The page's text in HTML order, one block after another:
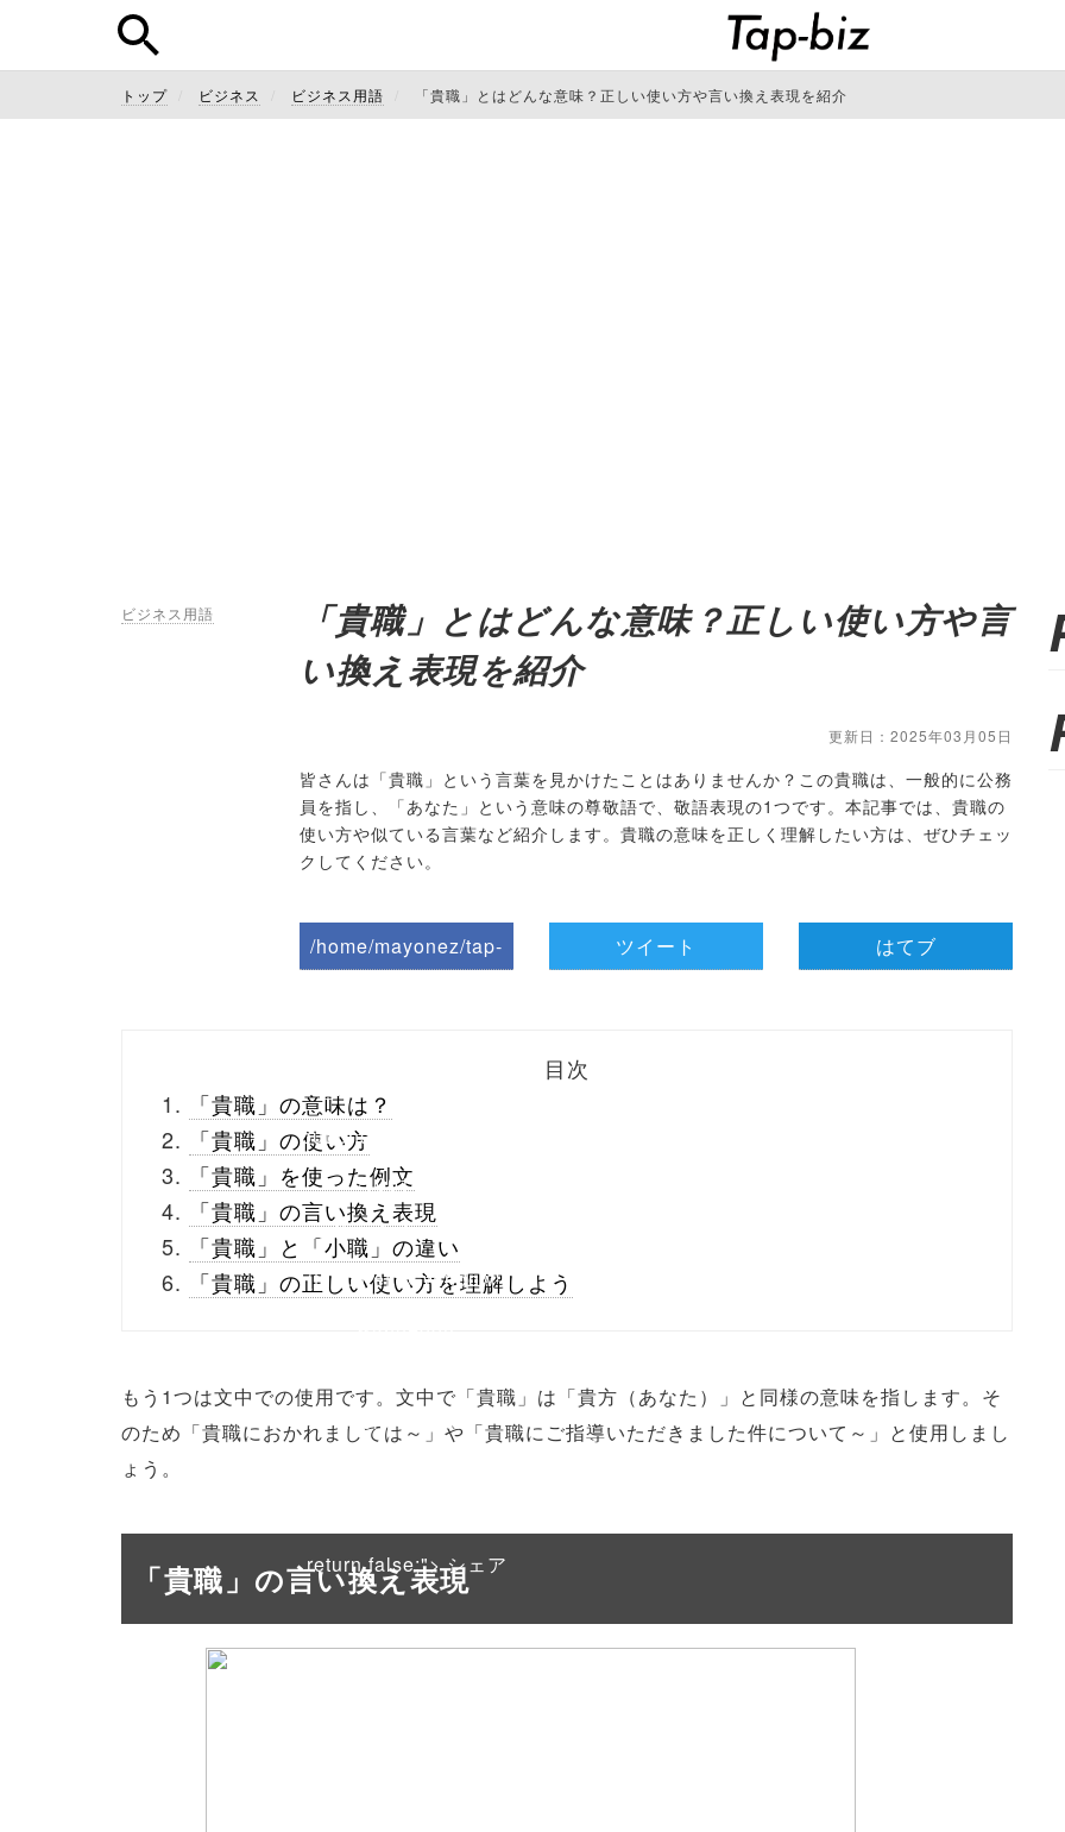
トップ ビジネス ビジネス用語 「貴職」とはどんな意味？正しい使い方や言い換え表現を紹介
ビジネス用語
「貴職」とはどんな意味？正しい使い方や言
い換え表現を紹介
更新日：2025年03月05日
皆さんは「貴職」という言葉を見かけたことはありませんか？この貴職は、一般的に公務
員を指し、「あなた」という意味の尊敬語で、敬語表現の1つです。本記事では、貴職の
使い方や似ている言葉など紹介します。貴職の意味を正しく理解したい方は、ぜひチェッ
クしてください。
/home/mayonez/tap-
_theme/parts/sns-
buttons.php on line
/1001463"
onclick="window.open
(this.href, 'Gwindow',
menubar=no,
return false;"> シェア
ツイート はてブ
目次
「貴職」の意味は？
「貴職」の使い方
「貴職」を使った例文
「貴職」の言い換え表現
「貴職」と「小職」の違い
「貴職」の正しい使い方を理解しよう
もう1つは文中での使用です。文中で「貴職」は「貴方（あなた）」と同様の意味を指します。そ
のため「貴職におかれましては～」や「貴職にご指導いただきました件について～」と使用しまし
ょう。
「貴職」の言い換え表現